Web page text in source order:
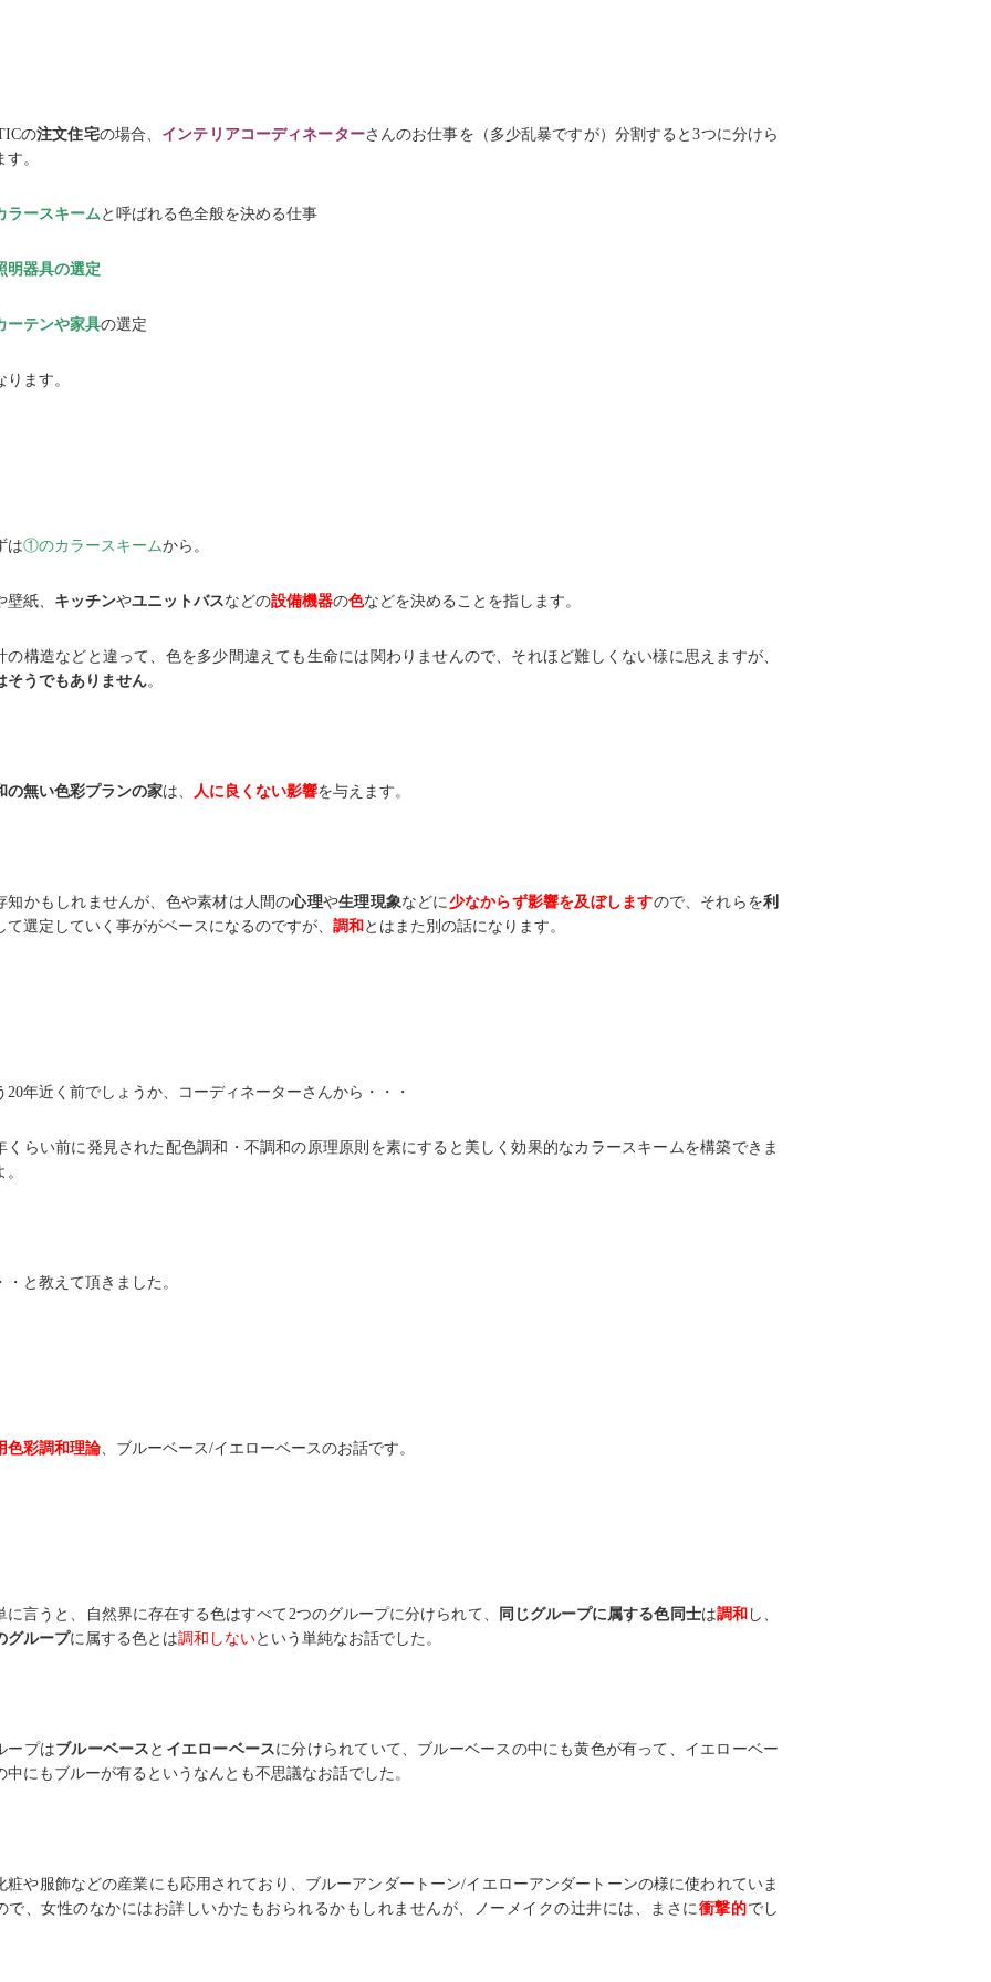
の注文住宅の場合、 インテリアコーディネーターさんのお仕事を（多少乱暴ですが）分割すると3つに分けら
す。
ースキームと呼ばれる色全般を決める仕事
器具の選定
テンや家具の選定
ります。
は①のカラースキームから。
壁紙、 キッチンやユニットバスなどの設備機器の色などを決めることを指します。
の構造などと違って、色を多少間違えても生命には関わりませんので、それほど難しくない様に思えますが、
そうでもありません。
の無い色彩プランの家は、 人に良くない影響を与えます。
知かもしれませんが、色や素材は人間の心理や生理現象などに少なからず影響を及ぼしますので、それらを利
て選定していく事ががベースになるのですが、 調和 とはまた別の話になります。
20年近く前でしょうか、コーディネーターさんから・・・
くらい前に発見された配色調和・不調和の原理原則を素にすると美しく効果的なカラースキームを構築できま
・と教えて頂きました。
色彩調和理論、ブルーベース/イエローベースのお話です。
に言うと、自然界に存在する色はすべて2つのグループに分けられて、 同じグループに属する色同士は調和 し、
グループに属する色とは調和しないという単純なお話でした。
ープはブルーベース と イエローベースに分けられていて、ブルーベースの中にも黄色が有って、イエローベー
中にもブルーが有るというなんとも不思議なお話でした。
粧や服飾などの産業にも応用されており、ブルーアンダートーン/イエローアンダートーンの様に使われていま
で、女性のなかにはお詳しいかたもおられるかもしれませんが、ノーメイクの辻井には、まさに衝撃的でし